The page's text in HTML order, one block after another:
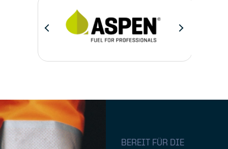
BEREIT FÜR DIE